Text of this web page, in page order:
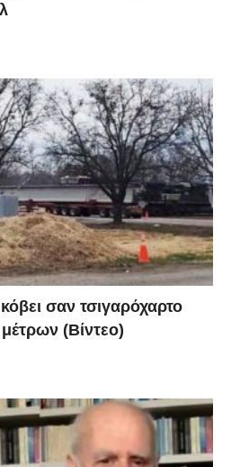
σαν τσιγαρόχαρτο
(Βίντεο)